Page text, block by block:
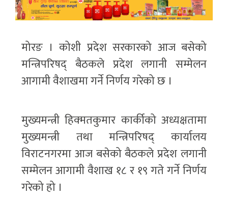
मोरङ । कोशी प्रदेश सरकारको आज बसेको
मन्त्रिपरिषद् बैठकले प्रदेश लगानी सम्मेलन
आगामी वैशाखमा गर्ने निर्णय गरेको छ ।
मुख्यमन्त्री हिक्मतकुमार कार्कीको अध्यक्षतामा
मुख्यमन्त्री तथा मन्त्रिपरिषद् कार्यालय
विराटनगरमा आज बसेको बैठकले प्रदेश लगानी
सम्मेलन आगामी वैशाख १८ र १९ गते गर्ने निर्णय
गरेको हो ।